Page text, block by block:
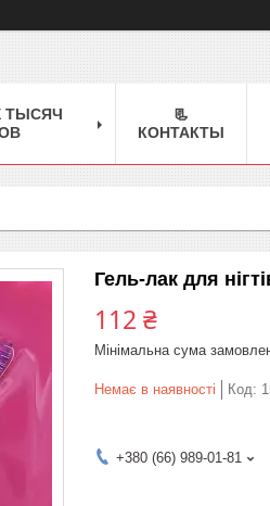
ТЫСЯЧ
📃
КОНТАКТЫ
Гель-лак для
112 ₴
Мінімальна сума
Немає в наявності Код:
+380 (66) 989-01-81